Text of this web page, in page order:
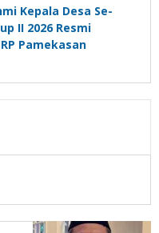
Kepala Desa Se-
II 2026 Resmi
Pamekasan